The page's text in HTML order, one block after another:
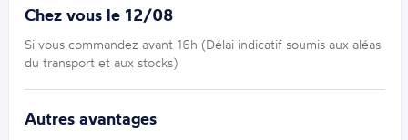
Chez vous le 12/08
Si vous commandez avant 16h (Délai indicatif soumis aux aléas
du transport et aux stocks)
Autres avantages